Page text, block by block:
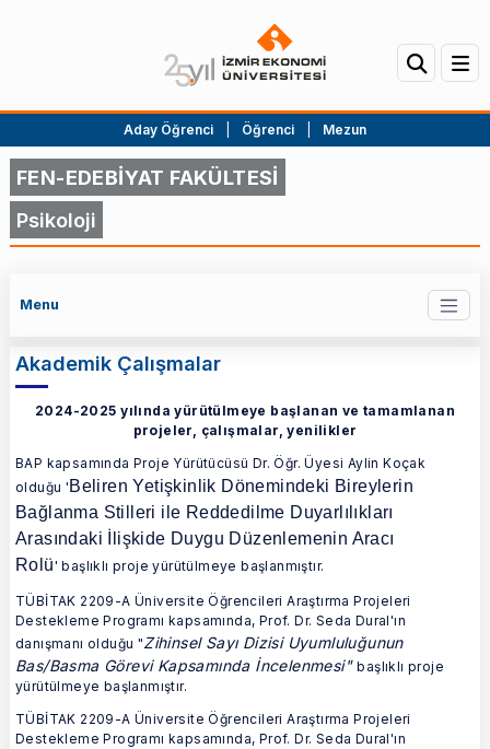
Aday Öğrenci Öğrenci Mezun
FEN-EDEBİYAT FAKÜLTESİ
Psikoloji
Menu
Akademik Çalışmalar
2024-2025 yılında yürütülmeye başlanan ve tamamlanan
projeler, çalışmalar, yenilikler
BAP kapsamında Proje Yürütücüsü Dr. Öğr. Üyesi Aylin Koçak
olduğu ' Beliren Yetişkinlik Dönemindeki Bireylerin
Bağlanma Stilleri ile Reddedilme Duyarlılıkları
Arasındaki İlişkide Duygu Düzenlemenin Aracı
Rolü' başlıklı proje yürütülmeye başlanmıştır.
TÜBİTAK 2209-A Üniversite Öğrencileri Araştırma Projeleri
Destekleme Programı kapsamında, Prof. Dr. Seda Dural'ın
danışmanı olduğu "Zihinsel Sayı Dizisi Uyumluluğunun
Bas/Basma Görevi Kapsamında İncelenmesi"başlıklı proje
yürütülmeye başlanmıştır.
TÜBİTAK 2209-A Üniversite Öğrencileri Araştırma Projeleri
Destekleme Programı kapsamında, Prof. Dr. Seda Dural'ın